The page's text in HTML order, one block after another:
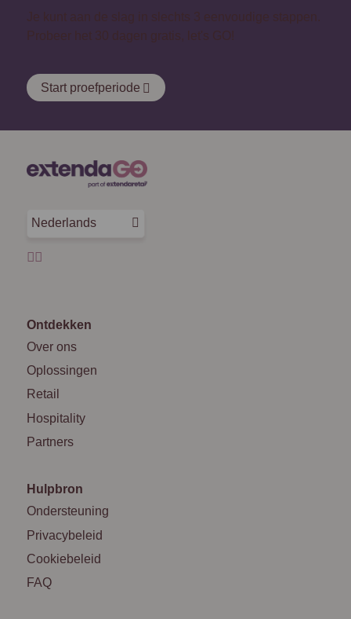
Je kunt aan de slag in slechts 3 eenvoudige stappen.
Probeer het 30 dagen gratis, let's GO!
Start proefperiode
Nederlands
Ontdekken
Over ons
Oplossingen
Retail
Hospitality
Partners
Hulpbron
Ondersteuning
Privacybeleid
Cookiebeleid
FAQ